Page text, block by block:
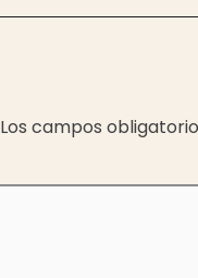
Los campos